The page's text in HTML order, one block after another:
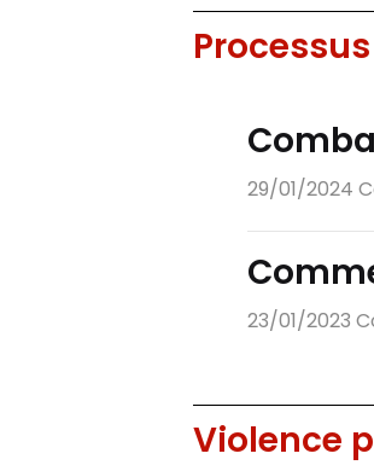
29/01/2024
23/01/2023
Violence